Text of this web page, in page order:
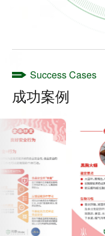
Success Cases
成功案例